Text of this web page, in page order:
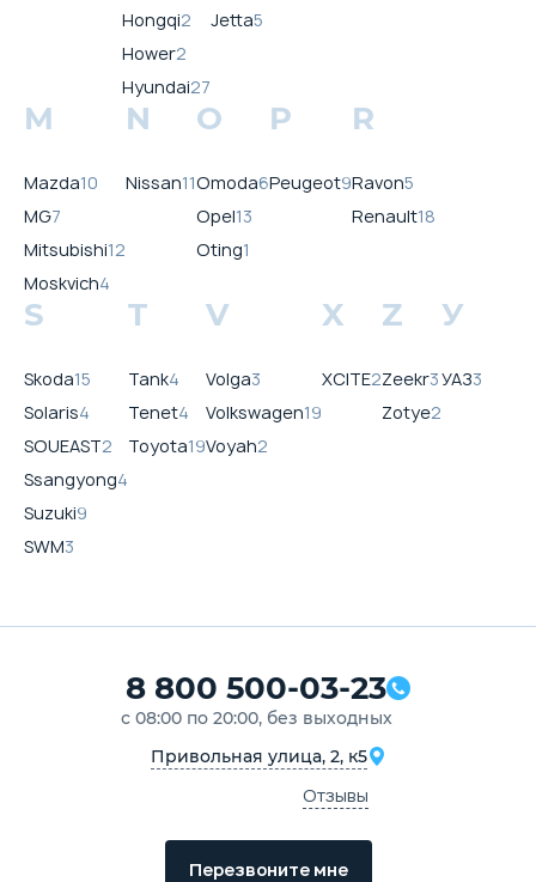
Hongqi2
Hower2
Hyundai27
Jetta5
M
Mazda10
MG7
Mitsubishi12
Moskvich4
N
Nissan11
O
Omoda6
Opel13
Oting1
P
Peugeot9
R
Ravon5
Renault18
S
Skoda15
Solaris4
SOUEAST2
Ssangyong4
Suzuki9
SWM3
T
Tank4
Tenet4
Toyota19
V
Volga3
Volkswagen19
Voyah2
X
XCITE2
Z
Zeekr3
Zotye2
У
УАЗ3
8 800 500-03-23
с 08:00 по 20:00, без выходных
Привольная улица, 2, к5
Отзывы
Перезвоните мне